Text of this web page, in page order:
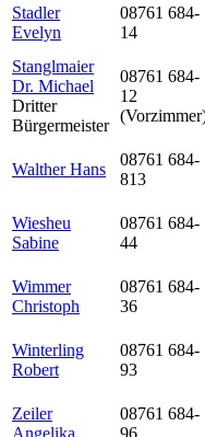
Stadler
Evelyn
08761 684-
14
Stanglmaier
Dr. Michael
Dritter
Bürgermeister
08761 684-
12
Walther Hans
08761 684-
813
Wiesheu
Sabine
08761 684-
44
Wimmer
Christoph
08761 684-
36
Winterling
Robert
08761 684-
93
Zeiler
Angelika
08761 684-
96